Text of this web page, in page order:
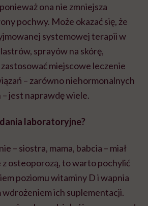
ona nie zmniejsza
pochwy. Może okazać się, że
systemowej terapii w
sprayów na skórę,
miejscowe leczenie
– zarówno niehormonalnych
jest naprawdę wiele.
laboratoryjne?
– siostra, mama, babcia – miał
z osteoporozą, to warto pochylić
poziomu witaminy D i wapnia
ich suplementacji.